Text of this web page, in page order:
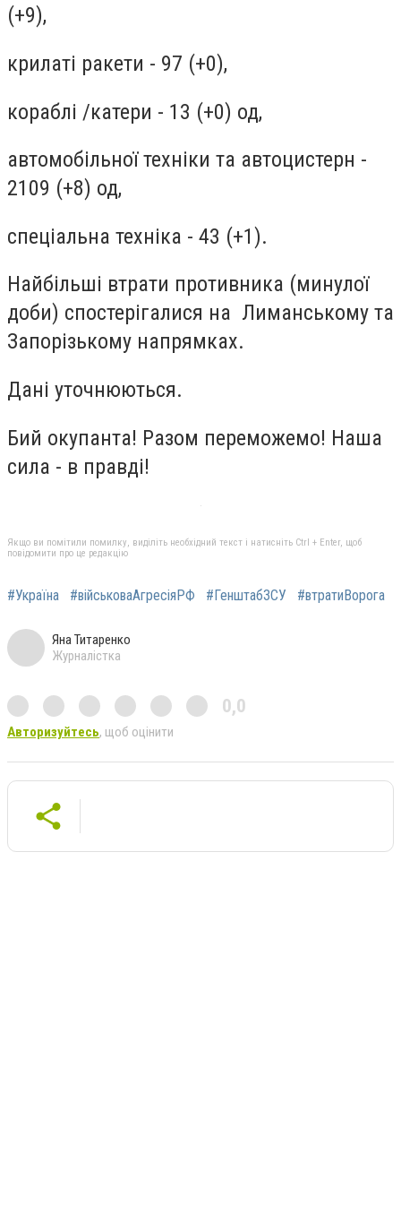
(+9),
крилаті ракети - 97 (+0),
кораблі /катери - 13 (+0) од,
автомобільної техніки та автоцистерн -
2109 (+8) од,
спеціальна техніка - 43 (+1).
Найбільші втрати противника (минулої
доби) спостерігалися на Лиманському та
Запорізькому напрямках.
Дані уточнюються.
Бий окупанта! Разом переможемо! Наша
сила - в правді!
Якщо ви помітили помилку, виділіть необхідний текст і натисніть Ctrl + Enter, щоб
повідомити про це редакцію
#Україна #військоваАгресіяРФ #ГенштабЗСУ #втратиВорога
Яна Титаренко
Журналістка
0,0
Авторизуйтесь, щоб оцінити